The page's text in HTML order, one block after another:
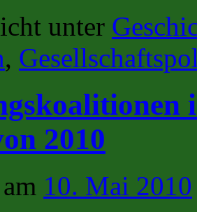
unter
,
2010
10. Mai 2010